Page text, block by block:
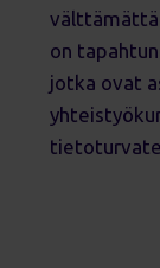
välttämättä
on
jotka ovat